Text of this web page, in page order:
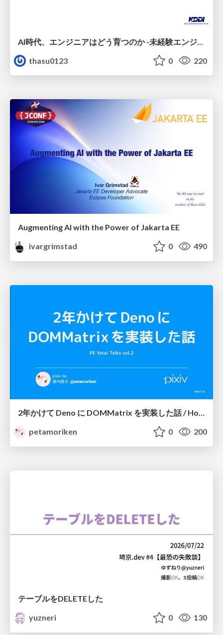
thasu0123
0 220
Augmenting AI with the Power of Jakarta EE
ivargrimstad
0 490
2年かけて Deno に DOMMatrix を実装した話 / How I implemented DOMMatrix in Deno over two years
petamoriken
0 200
テーブルをDELETEした
yuzneri
0 130